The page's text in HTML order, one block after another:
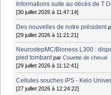
Informations suite au décès de T
[30 juillet 2026 à 11:47:14]
Des nouvelles de notre président
[29 juillet 2026 à 11:21:21]
NeurostepMC/Bioness L300 :
pied tombant parCouette de cheval
[29 juillet 2026 à 11:12:41]
Cellules souches iPS - Keio
[27 juillet 2026 à 12:24:22]